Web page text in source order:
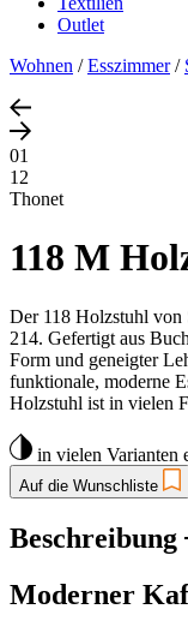
Outlet
Wohnen /Esszimmer/
01
12
Thonet
118 M
Der 118 Holzstuhl von
214. Gefertigt aus
Form und geneigter
funktionale, moderne
Holzstuhl ist in vielen
in vielen Varianten
Auf die Wunschliste
Beschreibung
Moderner